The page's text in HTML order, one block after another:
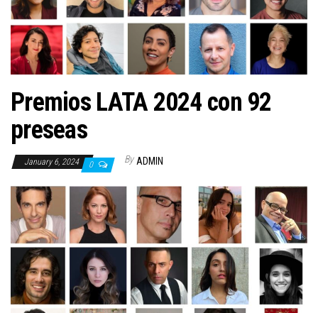
Premios LATA 2024 con 92
preseas
January 6, 2024 0 By ADMIN